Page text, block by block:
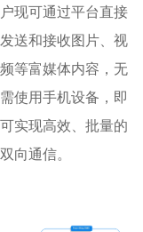
户现可通过平台直接
发送和接收图片、视
频等富媒体内容，无
需使用手机设备，即
可实现高效、批量的
双向通信。